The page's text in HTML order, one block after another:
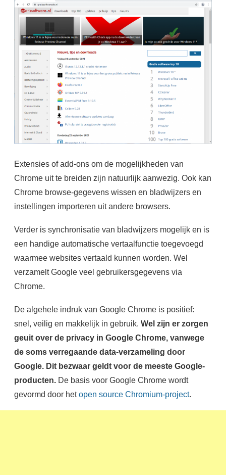
Extensies of add-ons om de mogelijkheden van
Chrome uit te breiden zijn natuurlijk aanwezig. Ook kan
Chrome browse-gegevens wissen en bladwijzers en
instellingen importeren uit andere browsers.
Verder is synchronisatie van bladwijzers mogelijk en is
een handige automatische vertaalfunctie toegevoegd
waarmee websites vertaald kunnen worden. Wel
verzamelt Google veel gebruikersgegevens via
Chrome.
De algehele indruk van Google Chrome is positief:
snel, veilig en makkelijk in gebruik. Wel zijn er zorgen
geuit over de privacy in Google Chrome, vanwege
de soms verregaande data-verzameling door
Google. Dit bezwaar geldt voor de meeste Google-
producten.De basis voor Google Chrome wordt
gevormd door hetopen source Chromium-project.